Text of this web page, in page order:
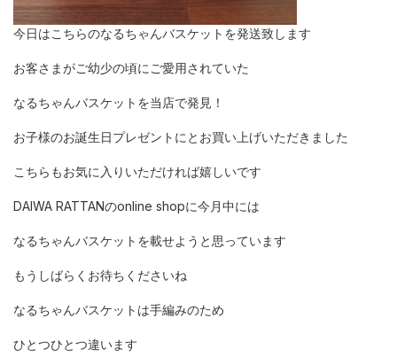
今日はこちらのなるちゃんバスケットを発送致します
お客さまがご幼少の頃にご愛用されていた
なるちゃんバスケットを当店で発見！
お子様のお誕生日プレゼントにとお買い上げいただきました
こちらもお気に入りいただければ嬉しいです
DAIWA RATTANのonline shopに今月中には
なるちゃんバスケットを載せようと思っています
もうしばらくお待ちくださいね
なるちゃんバスケットは手編みのため
ひとつひとつ違います